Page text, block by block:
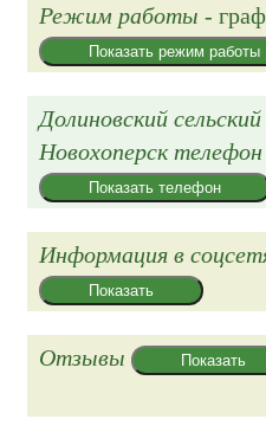
Режим работы -
Показать режим работы
Долиновский
Новохоперск телефон
Показать телефон
Информация в
Показать
Отзывы Показать